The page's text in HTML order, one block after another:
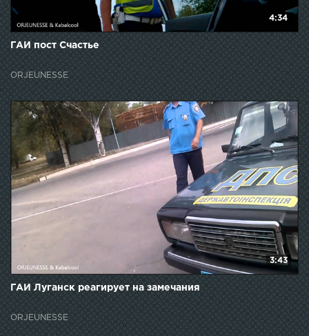
4:34
ГАИ пост Счастье
ORJEUNESSE
3:43
ГАИ Луганск реагирует на замечания
ORJEUNESSE